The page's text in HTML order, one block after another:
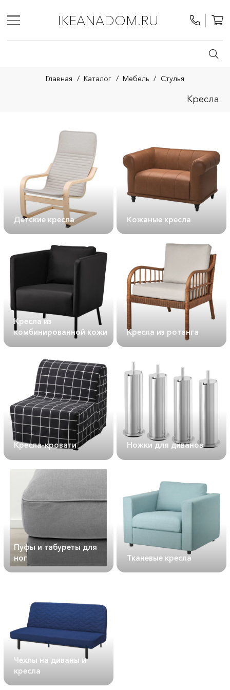
IKEANADOM.RU
Главная / Каталог / Мебель / Стулья
Кресла
Детские кресла Кожаные кресла
Кресла из
комбинированной кожи
Кресла из ротанга
Кресла-кровати Ножки для диванов
Пуфы и табуреты для
ног
Тканевые кресла
Чехлы на диваны и
кресла